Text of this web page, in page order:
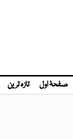
صفحۂ اول تازہ ترین